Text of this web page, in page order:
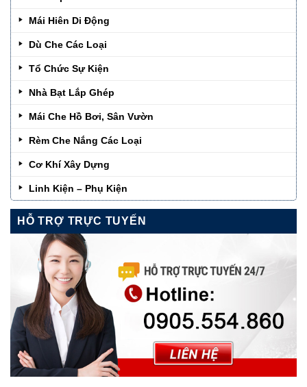
Mái Hiên Di Động
Dù Che Các Loại
Tổ Chức Sự Kiện
Nhà Bạt Lắp Ghép
Mái Che Hồ Bơi, Sân Vườn
Rèm Che Nắng Các Loại
Cơ Khí Xây Dựng
Linh Kiện – Phụ Kiện
HỖ TRỢ TRỰC TUYẾN